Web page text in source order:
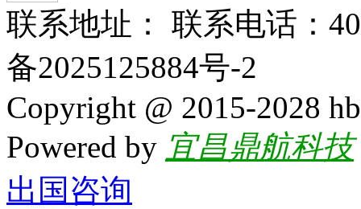
联系地址： 联系电话：
备2025125884号-2
Copyright @ 2015-2028
Powered by 宜昌鼎航科技
出国咨询